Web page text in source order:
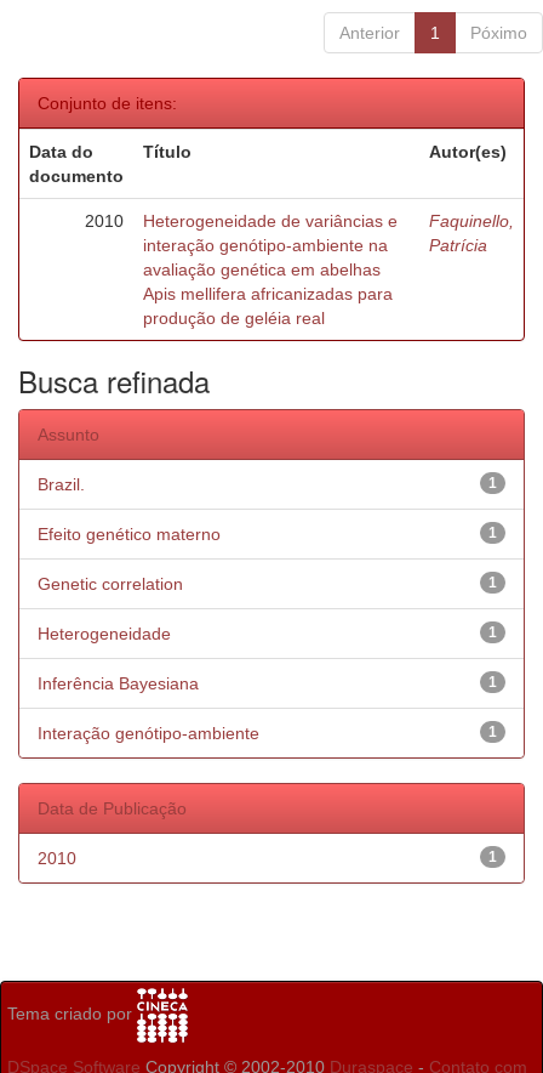
Anterior 1 Póximo
Conjunto de itens:
Data do
documento
Título Autor(es)
2010
Heterogeneidade de variâncias e
interação genótipo-ambiente na
avaliação genética em abelhas
Apis mellifera africanizadas para
produção de geléia real
Faquinello,
Patrícia
Busca refinada
Assunto
1
Brazil.
1
Efeito genético materno
1
Genetic correlation
1
Heterogeneidade
1
Inferência Bayesiana
1
Interação genótipo-ambiente
Data de Publicação
1
2010
Tema criado por
DSpace Software Copyright © 2002-2010 Duraspace - Contato com